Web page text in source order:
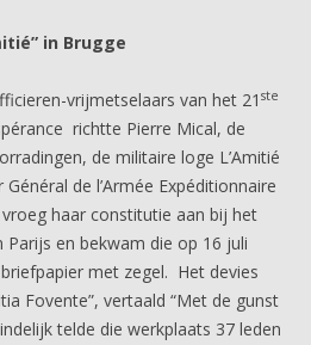
in Brugge
vrijmetselaars van het 21 ste
richtte Pierre Mical, de
de militaire loge L’Amitié
de l’Armée Expéditionnaire
haar constitutie aan bij het
Parijs en bekwam die op 16 juli
met zegel. Het devies
Fovente”, vertaald “Met de gunst
telde die werkplaats 37 leden